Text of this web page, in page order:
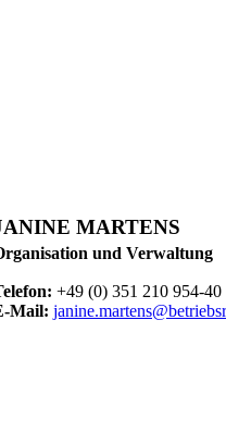
MARTENS
und Verwaltung
+49 (0) 351 210 954-40
Mail: